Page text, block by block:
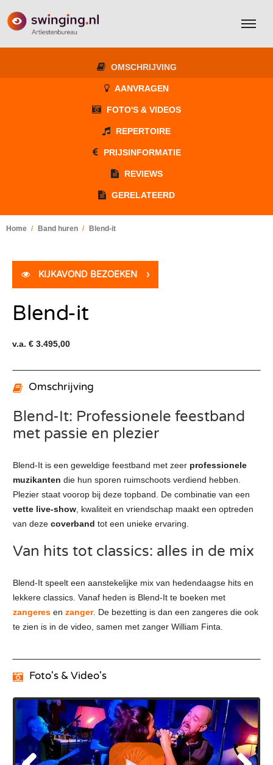
OMSCHRIJVING
AANVRAGEN
FOTO'S & VIDEOS
REPERTOIRE
PRIJSINFORMATIE
REVIEWS
GERELATEERD
Home Band huren Blend-it
KIJKAVOND BEZOEKEN ›
Blend-it
v.a. € 3.495,00
Omschrijving
Blend-It: Professionele feestband
met passie en plezier
Blend-It is een geweldige feestband met zeer professionele
muzikanten die hun sporen ruimschoots verdiend hebben.
Plezier staat voorop bij deze topband. De combinatie van een
vette live-show , kwaliteit en vriendschap maakt een optreden
van deze coverband tot een unieke ervaring.
Van hits tot classics: alles in de mix
Blend-It speelt een aanstekelijke mix van hedendaagse hits en
lekkere classics. Vanaf heden is Blend-It te boeken met
zangeres en zanger. De bezetting is dan een zangeres die ook
te zien is in de video, samen met zanger William Finta.
Foto's & Video's